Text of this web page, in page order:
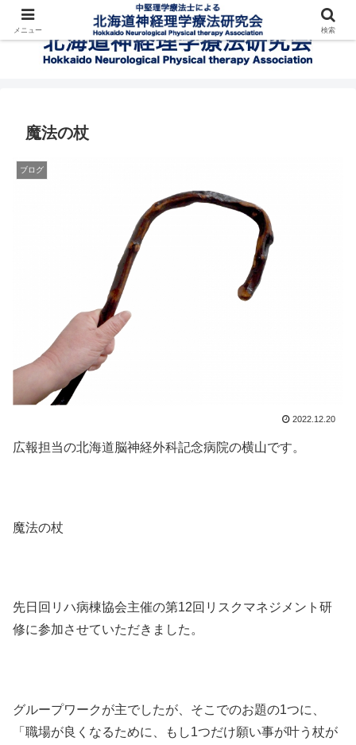
魔法の杖
ブログ
2022.12.20
広報担当の北海道脳神経外科記念病院の横山です。
魔法の杖
先日回リハ病棟協会主催の第12回リスクマネジメント研
修に参加させていただきました。
グループワークが主でしたが、そこでのお題の1つに、
「職場が良くなるために、もし1つだけ願い事が叶う杖が
メニュー 検索